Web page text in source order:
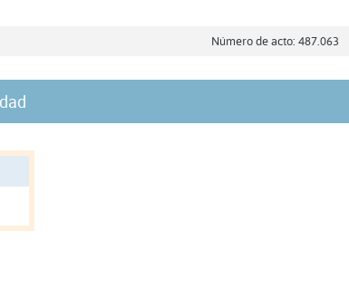
Número de acto: 487.063